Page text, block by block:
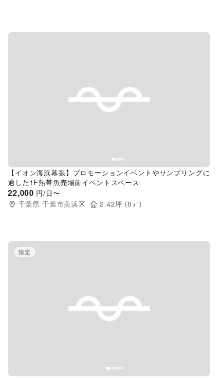
Previous slide
【イオン海浜幕張】プロモーションイベントやサンプリングに
適した1F熱帯魚売場前イベントスペース
22,000 円/日〜
千葉県 千葉市美浜区 2.42坪 (8 ㎡)
Previous slide
限定